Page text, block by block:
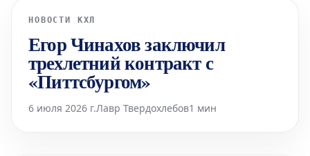
НОВОСТИ КХЛ
Егор Чинахов заключил
трехлетний контракт с
«Питтсбургом»
6 июля 2026 г.Лавр Твердохлебов1 мин